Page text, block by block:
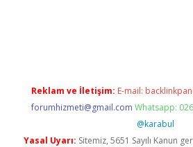
Reklam ve İletişim: E-mail:
forumhizmeti@gmail.com Whatsapp:
@karabul
Yasal Uyarı: Sitemiz, 5651 Sayılı Kanun